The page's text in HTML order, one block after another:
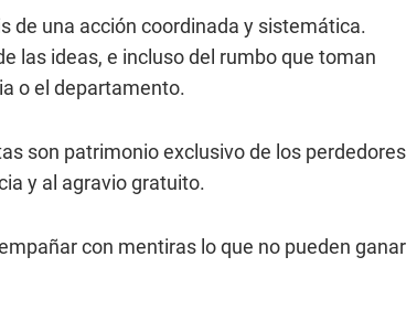
de una acción coordinada y sistemática.
las ideas, e incluso del rumbo que toman
o el departamento.
son patrimonio exclusivo de los perdedores
y al agravio gratuito.
con mentiras lo que no pueden ganar